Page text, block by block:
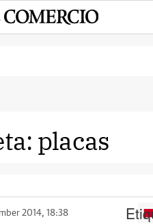
placas
2014, 18:38